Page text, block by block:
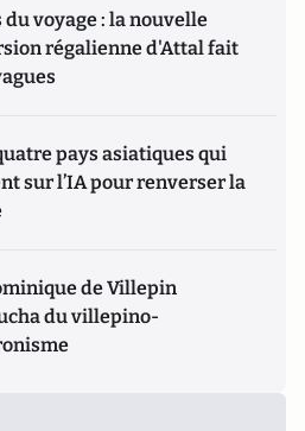
du voyage : la nouvelle
régalienne d'Attal fait
pays asiatiques qui
sur l’IA pour renverser la
de Villepin
du villepino-